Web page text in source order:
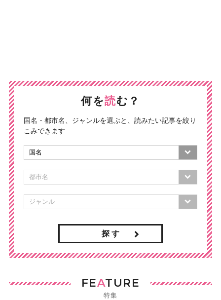
何を読む？
国名・都市名、ジャンルを選ぶと、読みたい記事を絞り
こみできます
探 す
FEATURE
特集